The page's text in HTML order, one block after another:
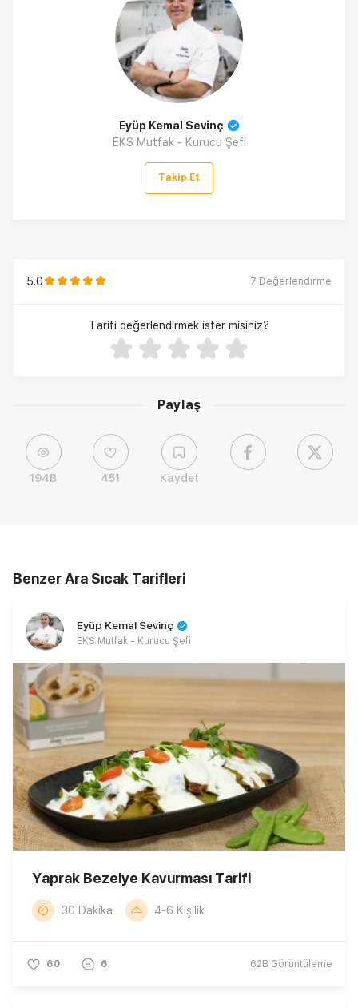
Paylaş
194B 451 Kaydet
Eyüp Kemal Sevinç
EKS Mutfak - Kurucu Şefi
Takip Et
5.0 7 Değerlendirme
Tarifi değerlendirmek ister misiniz?
Benzer Ara Sıcak Tarifleri
Eyüp Kemal Sevinç
EKS Mutfak - Kurucu Şefi
Yaprak Bezelye Kavurması Tarifi
30 Dakika 4-6 Kişilik
60 6 62B Görüntüleme